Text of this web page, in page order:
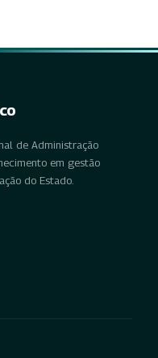
de Administração
em gestão
do Estado.